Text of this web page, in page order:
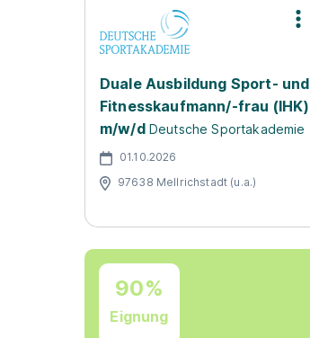
Duale Ausbildung Sport- und
Fitnesskaufmann/-frau (IHK)
m/w/d Deutsche Sportakademie
01.10.2026
97638 Mellrichstadt (u.a.)
90%
Eignung